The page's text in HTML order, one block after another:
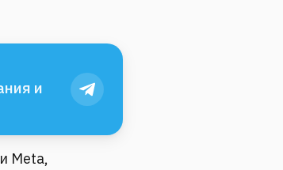
и
Meta,